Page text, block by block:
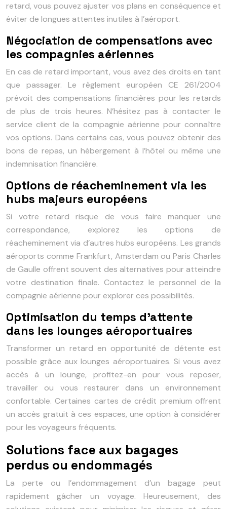
retard, vous pouvez ajuster vos plans en conséquence et
éviter de longues attentes inutiles à l’aéroport.
Négociation de compensations avec
les compagnies aériennes
En cas de retard important, vous avez des droits en tant
que passager. Le règlement européen CE 261/2004
prévoit des compensations financières pour les retards
de plus de trois heures. N’hésitez pas à contacter le
service client de la compagnie aérienne pour connaître
vos options. Dans certains cas, vous pouvez obtenir des
bons de repas, un hébergement à l’hôtel ou même une
indemnisation financière.
Options de réacheminement via les
hubs majeurs européens
Si votre retard risque de vous faire manquer une
correspondance, explorez les options de
réacheminement via d’autres hubs européens. Les grands
aéroports comme Frankfurt, Amsterdam ou Paris Charles
de Gaulle offrent souvent des alternatives pour atteindre
votre destination finale. Contactez le personnel de la
compagnie aérienne pour explorer ces possibilités.
Optimisation du temps d’attente
dans les lounges aéroportuaires
Transformer un retard en opportunité de détente est
possible grâce aux lounges aéroportuaires. Si vous avez
accès à un lounge, profitez-en pour vous reposer,
travailler ou vous restaurer dans un environnement
confortable. Certaines cartes de crédit premium offrent
un accès gratuit à ces espaces, une option à considérer
pour les voyageurs fréquents.
Solutions face aux bagages
perdus ou endommagés
La perte ou l’endommagement d’un bagage peut
rapidement gâcher un voyage. Heureusement, des